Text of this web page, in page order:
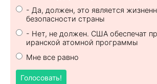
- Да, должен, это является
безопасности страны
- Нет, не должен. США обеспечат
иранской атомной программы
Мне все равно
Голосовать!